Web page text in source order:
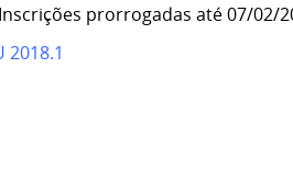
prorrogadas até 07/02/
2018.1